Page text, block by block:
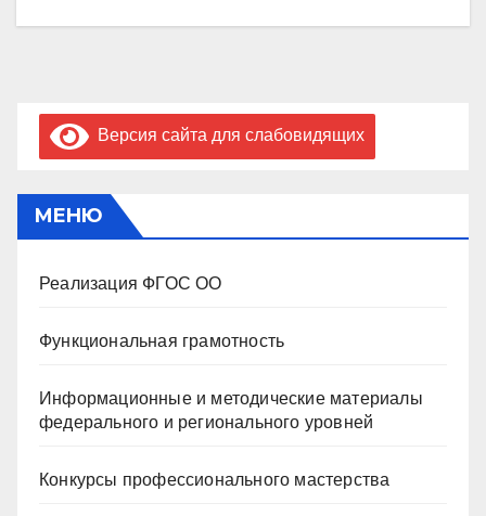
записям
Версия сайта для слабовидящих
МЕНЮ
Реализация ФГОС ОО
Функциональная грамотность
Информационные и методические материалы
федерального и регионального уровней
Конкурсы профессионального мастерства